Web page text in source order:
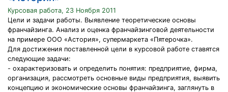
Курсовая работа, 23 Ноября 2011
Цели и задачи работы. Выявление теоретические основы
франчайзинга. Анализ и оценка франчайзинговой деятельности
на примере ООО «Астория», супермаркета «Пятерочка».
Для достижения поставленной цели в курсовой работе ставятся
следующие задачи:
- охарактеризовать и определить понятия: предприятие, фирма,
организация, рассмотреть основные виды предприятия, выявить
концепцию и экономические основы франчайзинга, заглянуть в